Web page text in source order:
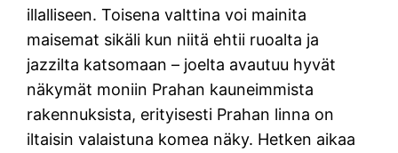
illalliseen. Toisena valttina voi mainita
maisemat sikäli kun niitä ehtii ruoalta ja
jazzilta katsomaan – joelta avautuu hyvät
näkymät moniin Prahan kauneimmista
rakennuksista, erityisesti Prahan linna on
iltaisin valaistuna komea näky. Hetken aikaa